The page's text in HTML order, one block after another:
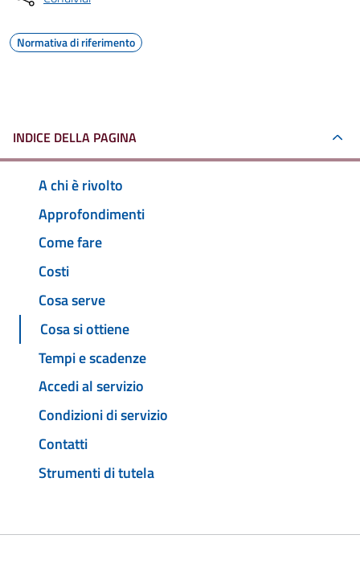
Normativa di riferimento
INDICE DELLA PAGINA
A chi è rivolto
Approfondimenti
Come fare
Costi
Cosa serve
Cosa si ottiene
Tempi e scadenze
Accedi al servizio
Condizioni di servizio
Contatti
Strumenti di tutela